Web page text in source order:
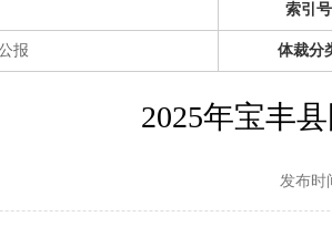
索引号
报 体裁分
2025年宝丰
发布时